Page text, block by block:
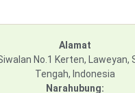
Alamat
No.1 Kerten, Laweyan,
Tengah, Indonesia
Narahubung: